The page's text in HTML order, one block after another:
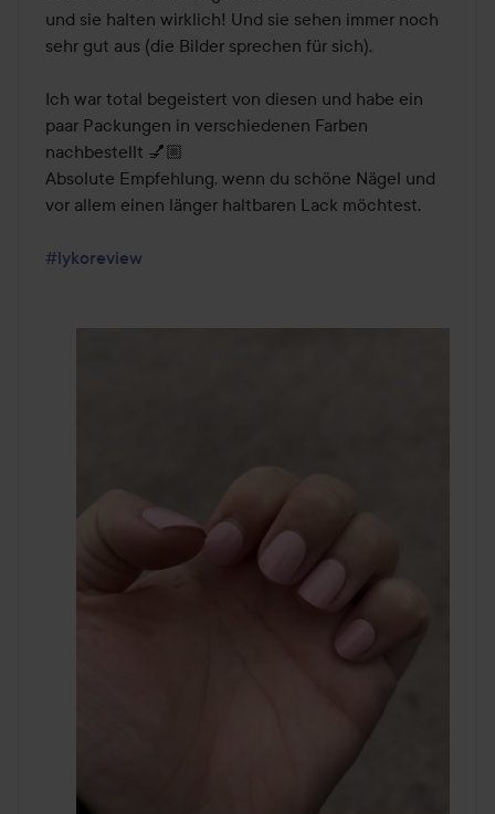
und sie halten wirklich! Und sie sehen immer noch
sehr gut aus (die Bilder sprechen für sich).
Ich war total begeistert von diesen und habe ein
paar Packungen in verschiedenen Farben
nachbestellt 💅🏼
Absolute Empfehlung, wenn du schöne Nägel und
vor allem einen länger haltbaren Lack möchtest.
#lykoreview